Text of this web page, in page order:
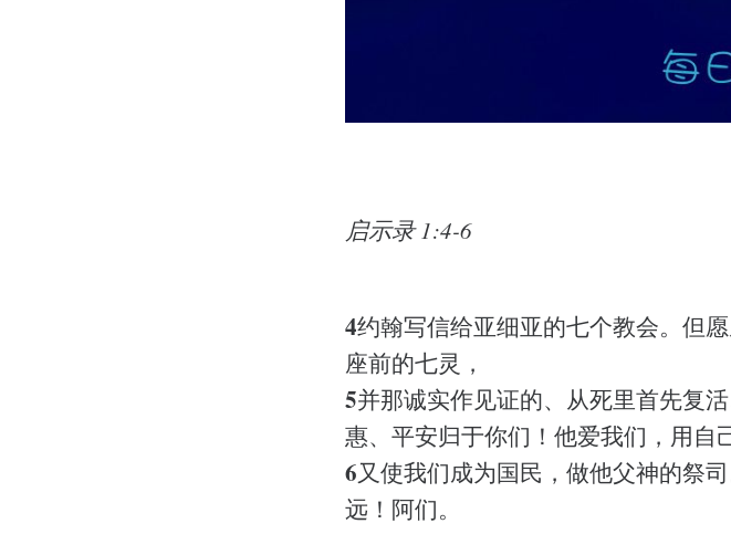
启示录 1:4-6
4约翰写信给亚细亚的七个教会。但
座前的七灵，
5并那诚实作见证的、从死里首先复
惠、平安归于你们！他爱我们，用自
6又使我们成为国民，做他父神的祭
远！阿们。